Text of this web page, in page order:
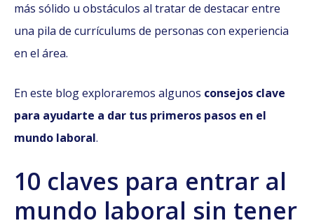
más sólido u obstáculos al tratar de destacar entre
una pila de currículums de personas con experiencia
en el área.
En este blog exploraremos algunos consejos clave
para ayudarte a dar tus primeros pasos en el
mundo laboral.
10 claves para entrar al
mundo laboral sin tener